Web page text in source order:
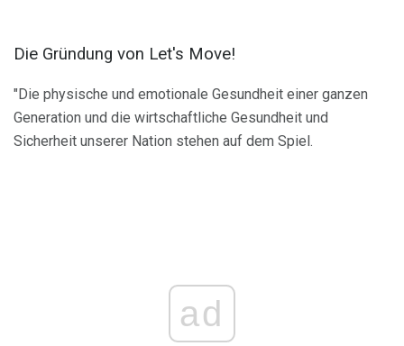
Die Gründung von Let's Move!
"Die physische und emotionale Gesundheit einer ganzen
Generation und die wirtschaftliche Gesundheit und
Sicherheit unserer Nation stehen auf dem Spiel.
ad